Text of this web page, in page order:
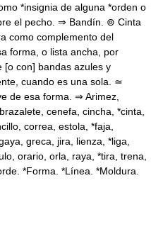
*insignia de alguna *orden o
el pecho. ⇒ Bandín. ⊚ Cinta
como complemento del
forma, o lista ancha, por
[o con] bandas azules y
cuando es una sola. ≃
de esa forma. ⇒ Arimez,
cenefa, cincha, *cinta,
correa, estola, *faja,
greca, jira, lienza, *liga,
orario, orla, raya, *tira, trena,
*Forma. *Línea. *Moldura.